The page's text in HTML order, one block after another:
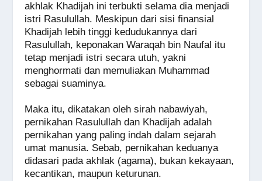
akhlak Khadijah ini terbukti selama dia menjadi
istri Rasulullah. Meskipun dari sisi finansial
Khadijah lebih tinggi kedudukannya dari
Rasulullah, keponakan Waraqah bin Naufal itu
tetap menjadi istri secara utuh, yakni
menghormati dan memuliakan Muhammad
sebagai suaminya.
Maka itu, dikatakan oleh sirah nabawiyah,
pernikahan Rasulullah dan Khadijah adalah
pernikahan yang paling indah dalam sejarah
umat manusia. Sebab, pernikahan keduanya
didasari pada akhlak (agama), bukan kekayaan,
kecantikan, maupun keturunan.